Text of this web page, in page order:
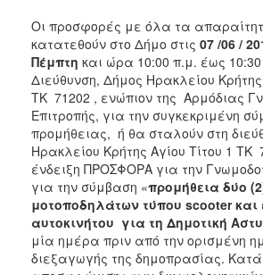
Οι προσφορές με όλα τα
κατατεθούν στο Δήμο στις 07 /06 /
Πέμπτη και ώρα 10:00 π.μ. έως
Διεύθυνση, Δήμος Ηρακλείου Κρήτης
ΤΚ 71202 , ενώπιον της Αρμόδιας
Επιτροπής, για την συγκεκριμένη
προμήθειας, ή θα σταλούν στη
Ηρακλείου Κρήτης Αγίου Τίτου 1 ΤΚ
ένδειξη ΠΡΟΣΦΟΡΑ για την
για την σύμβαση «προμήθεια δύο
μοτοποδηλάτων τύπου scooter και
αυτοκινήτου για τη Δημοτική
μία ημέρα πριν από την ορισμένη
διεξαγωγής της δημοπρασίας.